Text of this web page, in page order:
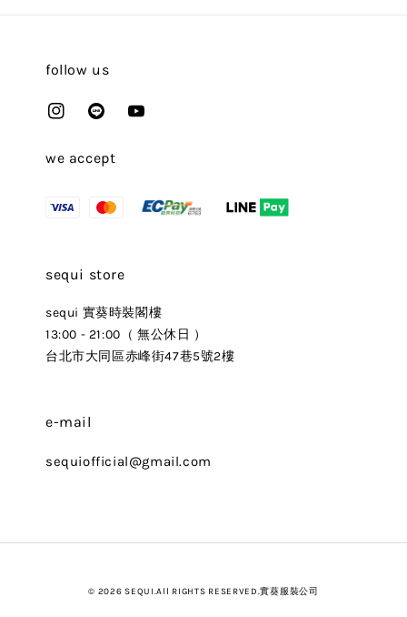
follow us
we accept
sequi store
sequi 實葵時裝閣樓
13:00 - 21:00（ 無公休日 ）
台北市大同區赤峰街47巷5號2樓
e-mail
sequiofficial@gmail.com
© 2026 SEQUI.All RIGHTS RESERVED.實葵服裝公司